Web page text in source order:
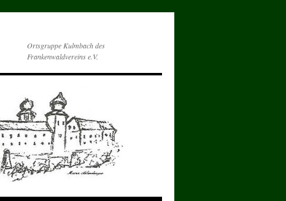
Ortsgruppe Kulmbach des
Frankenwaldvereins e.V.